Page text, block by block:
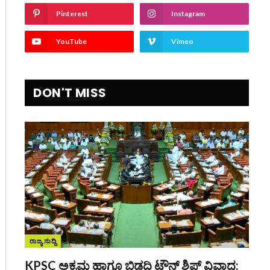
Pinterest Instagram
YouTube Vimeo
DON'T MISS
ರಾಜ್ಯ ಸುದ್ದಿ
KPSC ಅಕ್ರಮ ಹಾಗೂ ಬಿಡದಿ ಟೌನ್‌ ಶಿಪ್ ವಿವಾದ: